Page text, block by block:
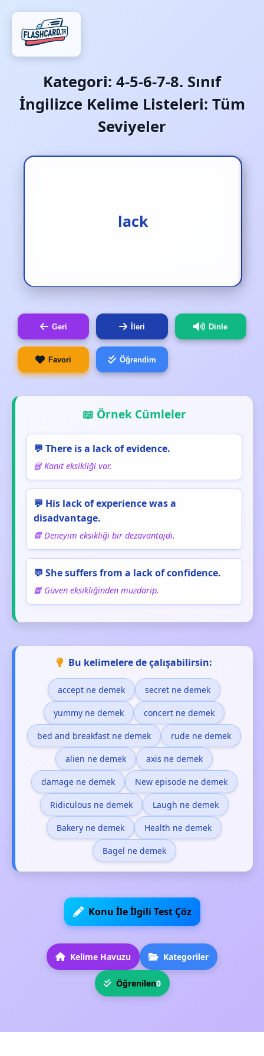
Kategori: 4-5-6-7-8. Sınıf
İngilizce Kelime Listeleri: Tüm
Seviyeler
lack
eksiklik‚ yokluk
Geri İleri Dinle
Favori Öğrendim
📖 Örnek Cümleler
💬 There is a lack of evidence.
📘 Kanıt eksikliği var.
💬 His lack of experience was a
disadvantage.
📘 Deneyim eksikliği bir dezavantajdı.
💬 She suffers from a lack of confidence.
📘 Güven eksikliğinden muzdarip.
Bu kelimelere de çalışabilirsin:
accept ne demek secret ne demek
yummy ne demek concert ne demek
bed and breakfast ne demek rude ne demek
alien ne demek axis ne demek
damage ne demek New episode ne demek
Ridiculous ne demek Laugh ne demek
Bakery ne demek Health ne demek
Bagel ne demek
Konu İle İlgili Test Çöz
Kelime Havuzu Kategoriler
Öğrenilen0